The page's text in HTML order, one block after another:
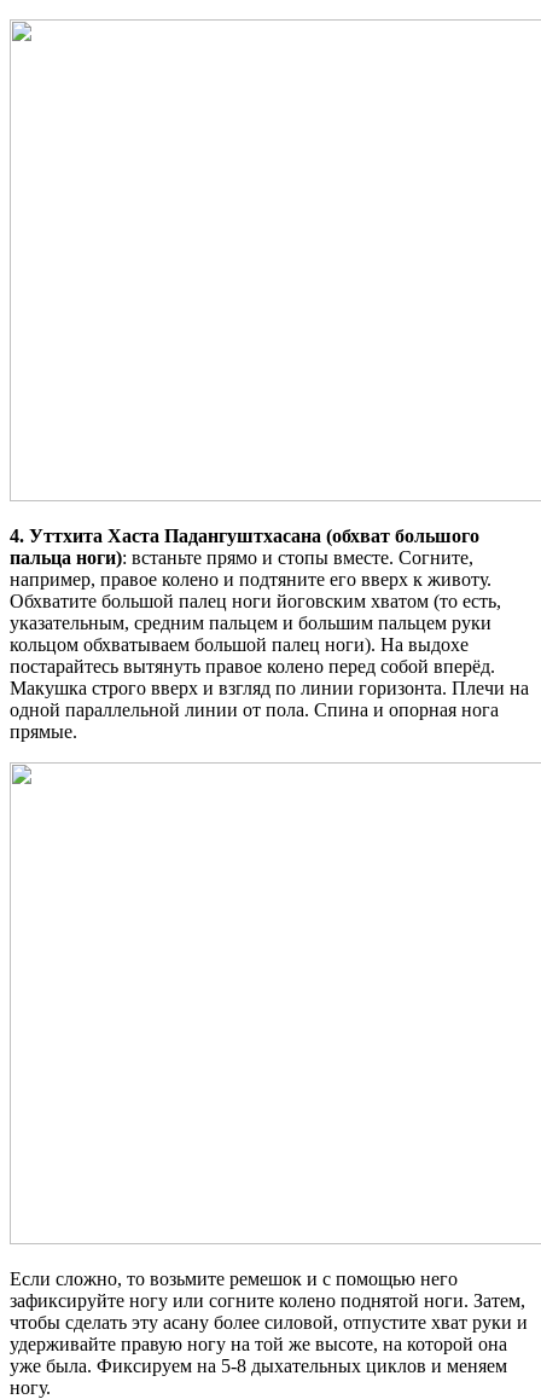
4. Уттхита Хаста Падангуштхасана (обхват большого
пальца ноги): встаньте прямо и стопы вместе. Согните,
например, правое колено и подтяните его вверх к животу.
Обхватите большой палец ноги йоговским хватом (то есть,
указательным, средним пальцем и большим пальцем руки
кольцом обхватываем большой палец ноги). На выдохе
постарайтесь вытянуть правое колено перед собой вперёд.
Макушка строго вверх и взгляд по линии горизонта. Плечи на
одной параллельной линии от пола. Спина и опорная нога
прямые.
Если сложно, то возьмите ремешок и с помощью него
зафиксируйте ногу или согните колено поднятой ноги. Затем,
чтобы сделать эту асану более силовой, отпустите хват руки и
удерживайте правую ногу на той же высоте, на которой она
уже была. Фиксируем на 5-8 дыхательных циклов и меняем
ногу.